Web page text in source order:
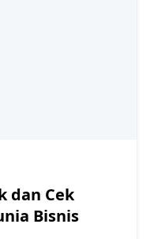
dan Cek
Bisnis